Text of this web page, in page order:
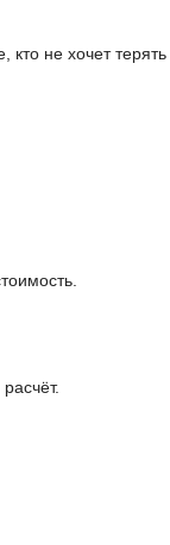
кто не хочет терять